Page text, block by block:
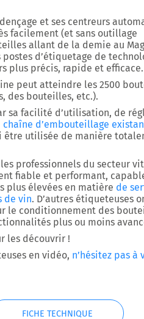
et ses centreurs
facilement (et sans outillage
allant de la demie au
d’étiquetage de
plus précis, rapide et efficace.
peut atteindre les 2500
des bouteilles, etc.).
sa facilité d’utilisation, de
chaîne d’embouteillage
être utilisée de manière
professionnels du secteur
fiable et performant,
plus élevées en matière de
de vin. D’autres étiqueteuses
le conditionnement des
plus ou moins
les découvrir !
en vidéo, n’hésitez pas à
FICHE TECHNIQUE